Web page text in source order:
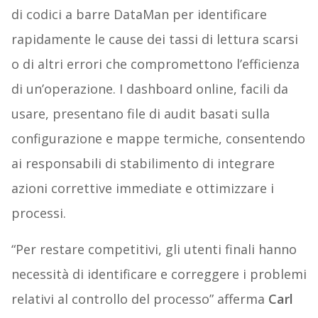
di codici a barre DataMan per identificare
rapidamente le cause dei tassi di lettura scarsi
o di altri errori che compromettono l’efficienza
di un’operazione. I dashboard online, facili da
usare, presentano file di audit basati sulla
configurazione e mappe termiche, consentendo
ai responsabili di stabilimento di integrare
azioni correttive immediate e ottimizzare i
processi.
“Per restare competitivi, gli utenti finali hanno
necessità di identificare e correggere i problemi
relativi al controllo del processo” afferma Carl